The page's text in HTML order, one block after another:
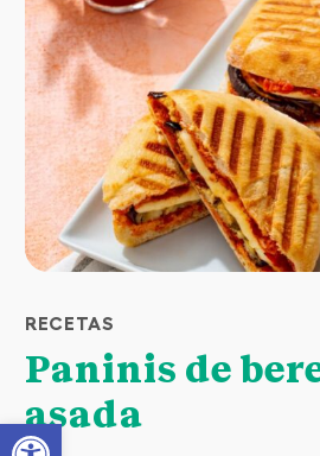
Open toolbar
RECETAS
Paninis de
asada